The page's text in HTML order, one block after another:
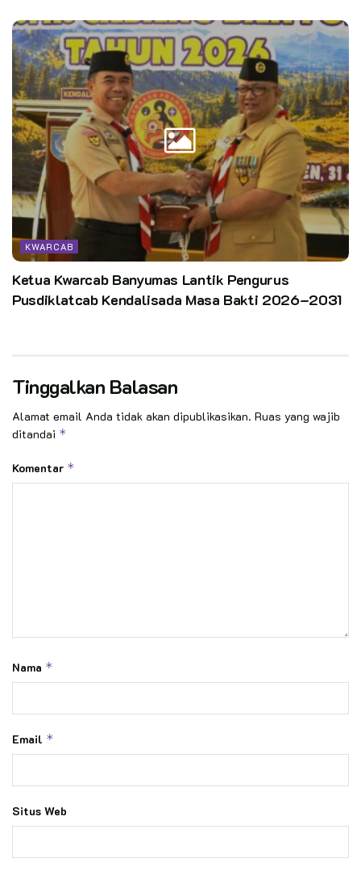
KWARCAB
Ketua Kwarcab Banyumas Lantik Pengurus
Pusdiklatcab Kendalisada Masa Bakti 2026–2031
Tinggalkan Balasan
Alamat email Anda tidak akan dipublikasikan. Ruas yang wajib
ditandai *
Komentar *
Nama *
Email *
Situs Web